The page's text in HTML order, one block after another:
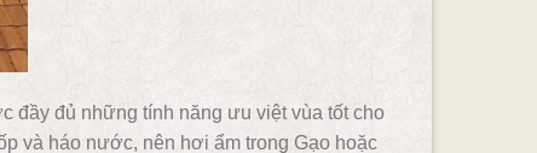
đầy đủ những tính năng ưu việt vùa tốt cho
và háo nước, nên hơi ẩm trong Gạo hoặc